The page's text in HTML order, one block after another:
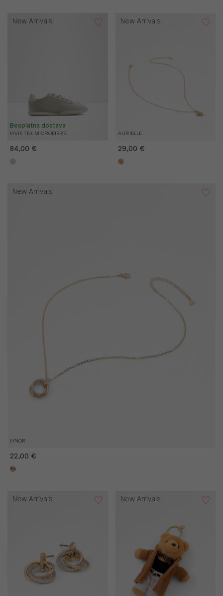
LYVIE TEX MICROFIBRE
Besplatna dostava
New Arrivals
84,00 €
AURIELLE
New Arrivals
29,00 €
LYNOR
New Arrivals
22,00 €
New Arrivals New Arrivals